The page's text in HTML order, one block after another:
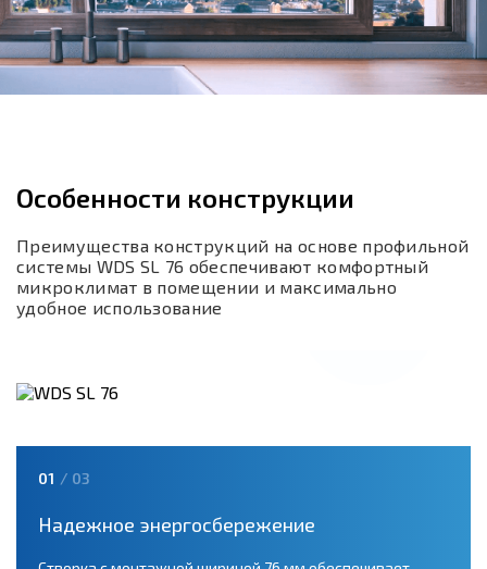
Особенности конструкции
Преимущества конструкций на основе профильной
системы WDS SL 76 обеспечивают комфортный
микроклимат в помещении и максимально
удобное использование
01 / 03
Надежное энергосбережение